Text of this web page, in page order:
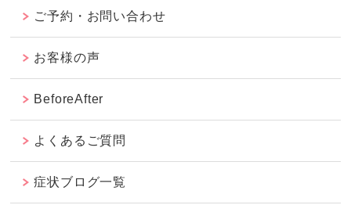
ご予約・お問い合わせ
お客様の声
BeforeAfter
よくあるご質問
症状ブログ一覧